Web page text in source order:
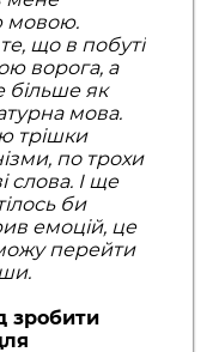
мовою.
що в побуті
ворога, а
більше як
мова.
трішки
по трохи
слова. І ще
би
емоцій, це
перейти
зробити